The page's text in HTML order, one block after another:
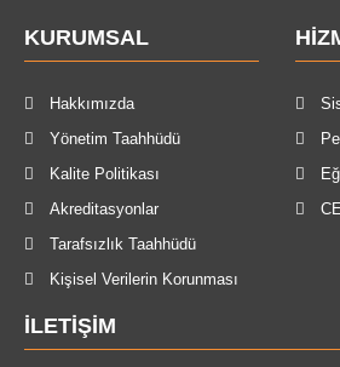
KURUMSAL
Hakkımızda
Yönetim Taahhüdü
Kalite Politikası
Akreditasyonlar
Tarafsızlık Taahhüdü
Kişisel Verilerin Korunması
İLETIŞIM